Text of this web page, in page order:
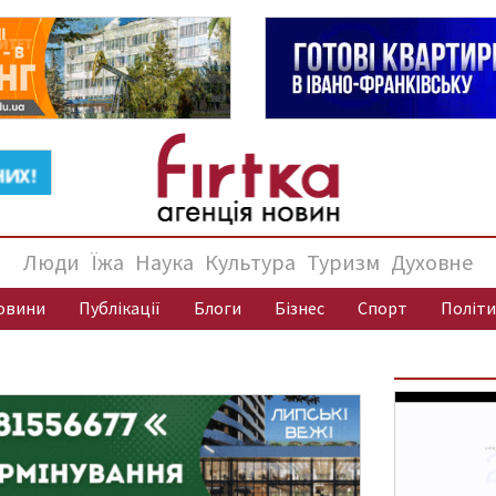
Люди Їжа Наука Культура Туризм Духовне
Публікації Блоги Бізнес Спорт